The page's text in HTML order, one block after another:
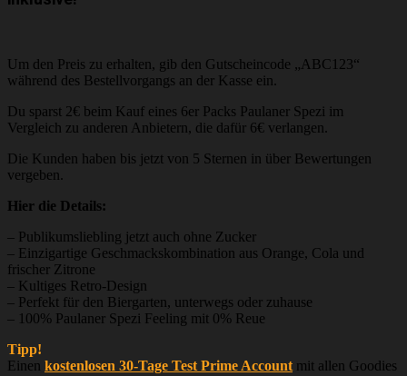
Um den Preis zu erhalten, gib den Gutscheincode „ABC123“
während des Bestellvorgangs an der Kasse ein.
Du sparst 2€ beim Kauf eines 6er Packs Paulaner Spezi im
Vergleich zu anderen Anbietern, die dafür 6€ verlangen.
Die Kunden haben bis jetzt von 5 Sternen in über Bewertungen
vergeben.
Hier die Details:
– Publikumsliebling jetzt auch ohne Zucker
– Einzigartige Geschmackskombination aus Orange, Cola und
frischer Zitrone
– Kultiges Retro-Design
– Perfekt für den Biergarten, unterwegs oder zuhause
– 100% Paulaner Spezi Feeling mit 0% Reue
Tipp!
Einen kostenlosen 30-Tage Test Prime Account mit allen Goodies